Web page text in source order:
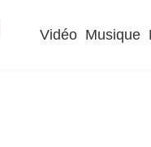
Vidéo Musique